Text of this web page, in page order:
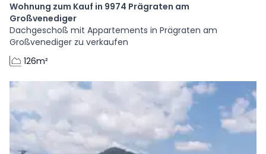
Wohnung zum Kauf in 9974 Prägraten am
Großvenediger
Dachgeschoß mit Appartements in Prägraten am
Großvenediger zu verkaufen
126m²